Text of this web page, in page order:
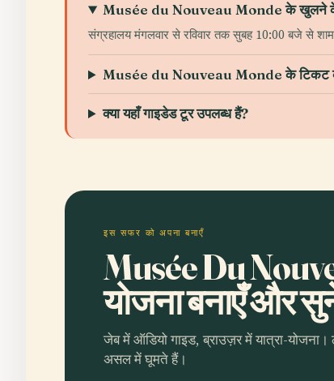
Musée du Nouveau Monde के खुलने के
संग्रहालय मंगलवार से रविवार तक सुबह 10:00 बजे से
Musée du Nouveau Monde के टिकट
क्या यहाँ गाइडेड टूर उपलब्ध हैं?
इस सफर को अपना बनाएँ
Musée Du
योजना बनाएँ और
जेब में ऑडियो गाइड, ब्राउज़र में यात्रा-
असल में घूमते हैं।